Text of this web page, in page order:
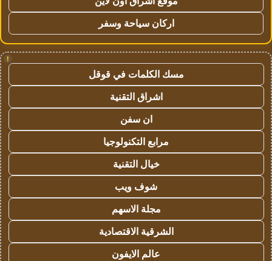
اركان سياحة وسفر
!
مسك الكلمات في قوقل
اشراق التقنية
ان سفن
مرابع التكنولوجيا
خيال التقنية
شوف ويب
مجلة الاسهم
الشرقية الاقتصادية
عالم الايفون